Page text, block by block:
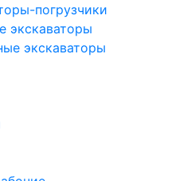
погрузчики
экскаваторы
экскаваторы